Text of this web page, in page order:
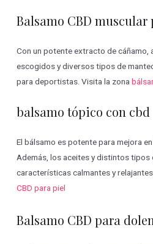
Balsamo CBD
Con un potente extracto de cáñamo,
escogidos y diversos tipos de
para deportistas. Visita la zona
balsamo tópico con cbd
El bálsamo es potente para mejora
Además, los aceites y distintos
características calmantes y
CBD para piel
Balsamo CBD para